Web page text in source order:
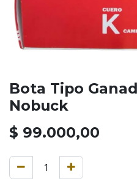
Bota Tipo
Nobuck
$ 99.000,00